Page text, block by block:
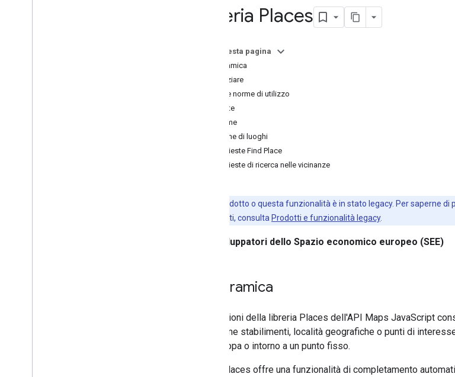
libreria Places
Su questa pagina
Panoramica
Per iniziare
Limiti e norme di utilizzo
Quote
Norme
Ricerche di luoghi
Richieste Find Place
Richieste di ricerca nelle vicinanze
Questo prodotto o questa funzionalità è in stato legacy. Per saperne
quelli più recenti, consulta Prodotti e funzionalità legacy.
Sviluppatori dello Spazio economico europeo (SEE)
Panoramica
Le funzioni della libreria Places dell'API Maps JavaScript
API come stabilimenti, località geografiche o punti di
una mappa o intorno a un punto fisso.
L'API Places offre una funzionalità di completamento